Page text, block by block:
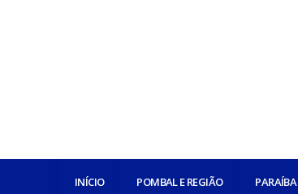
INÍCIO POMBAL E REGIÃO PARAÍBA